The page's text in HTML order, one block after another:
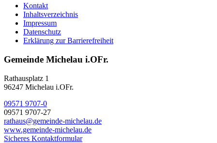
Kontakt
Inhaltsverzeichnis
Impressum
Datenschutz
Erklärung zur Barrierefreiheit
Gemeinde Michelau i.OFr.
Rathausplatz 1
96247 Michelau i.OFr.
09571 9707-0
09571 9707-27
rathaus@gemeinde-michelau.de
www.gemeinde-michelau.de
Sicheres Kontaktformular